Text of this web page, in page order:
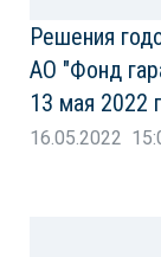
Решения
АО "Фонд
13 мая 2022
16.05.2022